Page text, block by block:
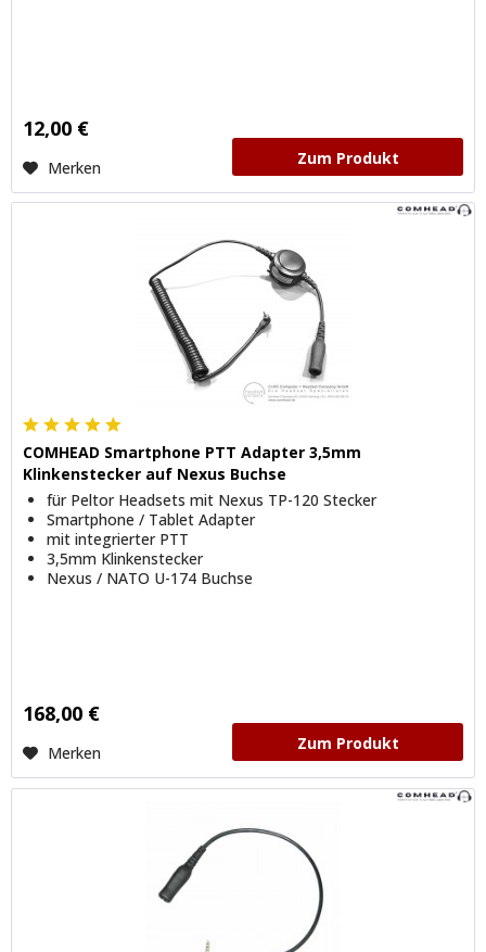
12,00 €
Merken Zum Produkt
COMHEAD Smartphone PTT Adapter 3,5mm
Klinkenstecker auf Nexus Buchse
für Peltor Headsets mit Nexus TP-120 Stecker
Smartphone / Tablet Adapter
mit integrierter PTT
3,5mm Klinkenstecker
Nexus / NATO U-174 Buchse
168,00 €
Merken Zum Produkt